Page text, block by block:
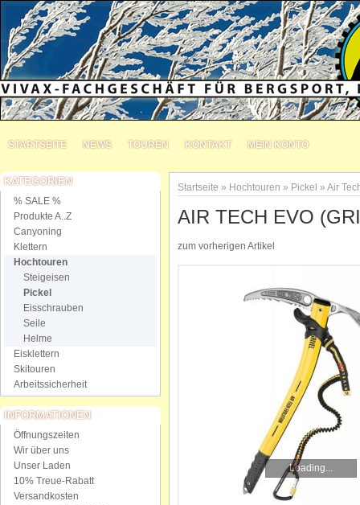
STARTSEITE NEWS TOUREN KONTAKT MEIN KONTO
Startseite » Hochtouren » Pickel » Air
AIR TECH EVO
zum vorherigen Artikel
Loading...
KATEGORIEN
% SALE %
Produkte A..Z
Canyoning
Klettern
Hochtouren
Steigeisen
Pickel
Eisschrauben
Seile
Helme
Eisklettern
Skitouren
Arbeitssicherheit
INFORMATIONEN
Öffnungszeiten
Wir über uns
Unser Laden
10% Treue-Rabatt
Versandkosten